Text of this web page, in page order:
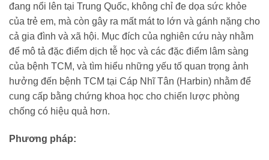
đang nổi lên tại Trung Quốc, không chỉ đe dọa sức khỏe
của trẻ em, mà còn gây ra mất mát to lớn và gánh nặng cho
cả gia đình và xã hội. Mục đích của nghiên cứu này nhằm
để mô tả đặc điểm dịch tễ học và các đặc điểm lâm sàng
của bệnh TCM, và tìm hiểu những yếu tố quan trọng ảnh
hưởng đến bệnh TCM tại Cáp Nhĩ Tân (Harbin) nhằm để
cung cấp bằng chứng khoa học cho chiến lược phòng
chống có hiệu quả hơn.
Phương pháp: